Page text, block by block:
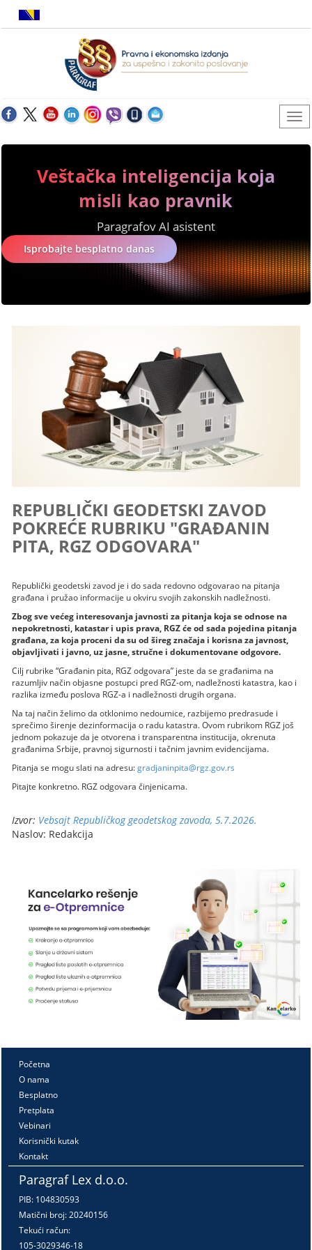
Veštačka inteligencija koja
misli kao pravnik
Paragrafov AI asistent
Isprobajte besplatno danas
REPUBLIČKI GEODETSKI ZAVOD
POKREĆE RUBRIKU "GRAĐANIN
PITA, RGZ ODGOVARA"
Republički geodetski zavod je i do sada redovno odgovarao na pitanja
građana i pružao informacije u okviru svojih zakonskih nadležnosti.
Zbog sve većeg interesovanja javnosti za pitanja koja se odnose na
nepokretnosti, katastar i upis prava, RGZ će od sada pojedina pitanja
građana, za koja proceni da su od šireg značaja i korisna za javnost,
objavljivati i javno, uz jasne, stručne i dokumentovane odgovore.
Cilj rubrike “Građanin pita, RGZ odgovara” jeste da se građanima na
razumljiv način objasne postupci pred RGZ-om, nadležnosti katastra, kao i
razlika između poslova RGZ-a i nadležnosti drugih organa.
Na taj način želimo da otklonimo nedoumice, razbijemo predrasude i
sprečimo širenje dezinformacija o radu katastra. Ovom rubrikom RGZ još
jednom pokazuje da je otvorena i transparentna institucija, okrenuta
građanima Srbije, pravnoj sigurnosti i tačnim javnim evidencijama.
Pitanja se mogu slati na adresu:gradjaninpita@rgz.gov.rs
Pitajte konkretno. RGZ odgovara činjenicama.
Izvor: Vebsajt Republičkog geodetskog zavoda, 5.7.2026.
Naslov: Redakcija
Početna
O nama
Besplatno
Pretplata
Vebinari
Korisnički kutak
Kontakt
Paragraf Lex d.o.o.
PIB: 104830593
Matični broj: 20240156
Tekući račun:
105-3029346-18